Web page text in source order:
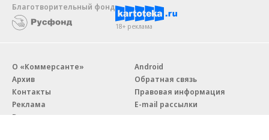
Благотворительный фонд
18+ реклама
О «Коммерсанте»
Архив
Контакты
Реклама
Вакансии
Android
Обратная связь
Правовая информация
E-mail рассылки